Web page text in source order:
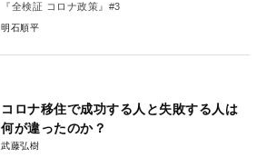
『全検証 コロナ政策』#3
明石順平
コロナ移住で成功する人と失敗する人は
何が違ったのか？
武藤弘樹